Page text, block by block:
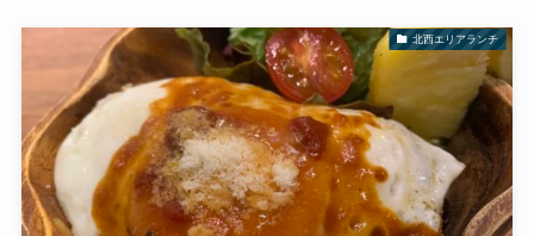
北西エリアランチ